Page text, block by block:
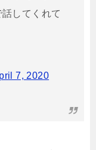
してくれて
7, 2020